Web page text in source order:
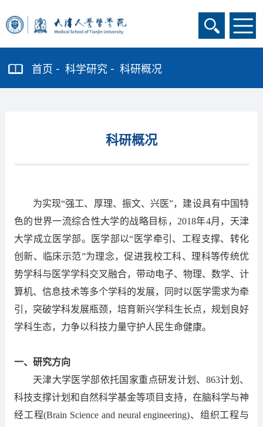
首页 科学研究 科研概况
科研概况
为实现“强工、厚理、振文、兴医”，建设具有中国特
色的世界一流综合性大学的战略目标，2018年4月，天津
大学成立医学部。医学部以“医学牵引、工程支撑、转化
创新、临床示范”为理念，促进我校工科、理科等传统优
势学科与医学学科交叉融合，带动电子、物理、数学、计
算机、信息技术等多个学科的发展，同时以医学需求为牵
引，突破学科发展瓶颈，培育新兴学科生长点，规划良好
学科生态，力争以科技力量守护人民生命健康。
一、研究方向
天津大学医学部依托国家重点研发计划、863计划、
科技支撑计划和自然科学基金等项目支持，在脑科学与神
经工程(Brain Science and neural engineering)、组织工程与